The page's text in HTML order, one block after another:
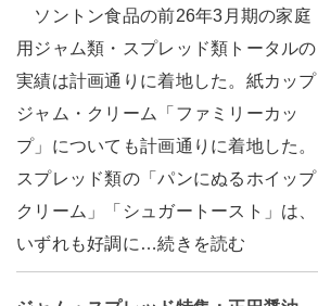
ソントン食品の前26年3月期の家庭
用ジャム類・スプレッド類トータルの
実績は計画通りに着地した。紙カップ
ジャム・クリーム「ファミリーカッ
プ」についても計画通りに着地した。
スプレッド類の「パンにぬるホイップ
クリーム」「シュガートースト」は、
いずれも好調に…続きを読む